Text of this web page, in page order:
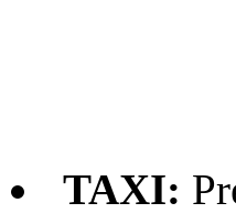
TAXI: